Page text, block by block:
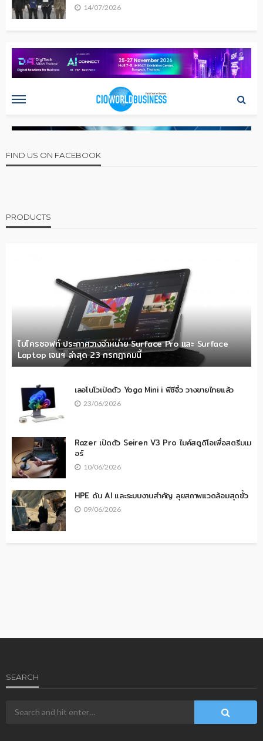
14/07/2026
FIND US ON FACEBOOK
PRODUCTS
ไมโครซอฟท์ ประกาศวางจำหน่าย Surface Pro และ Surface
Laptop เจนฯ ล่าสุด 23 กรกฎาคมนี้
เลอโนโวเปิดตัว Yoga Mini i พีซีจิ๋ว วางขายไทยแล้ว
23/06/2026
Razer เปิดตัว Seiren V3 Pro ไมค์สตูดิโอเพื่อสตรีมเม
อร์
10/06/2026
HPE ดัน AI และระบบงานสำคัญ ลุยสภาพแวดล้อมสุดขั้ว
09/06/2026
SEARCH